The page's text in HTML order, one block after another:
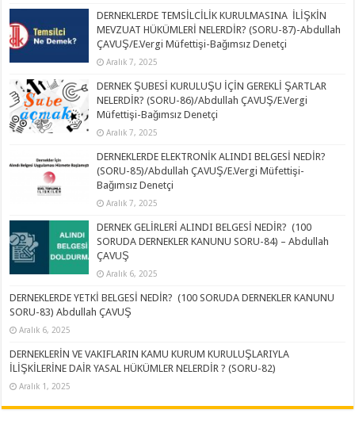
DERNEKLERDE TEMSİLCİLİK KURULMASINA İLİŞKİN
MEVZUAT HÜKÜMLERİ NELERDİR? (SORU-87)-Abdullah
ÇAVUŞ/E.Vergi Müfettişi-Bağımsız Denetçi
Aralık 7, 2025
DERNEK ŞUBESİ KURULUŞU İÇİN GEREKLİ ŞARTLAR
NELERDİR? (SORU-86)/Abdullah ÇAVUŞ/E.Vergi
Müfettişi-Bağımsız Denetçi
Aralık 7, 2025
DERNEKLERDE ELEKTRONİK ALINDI BELGESİ NEDİR?
(SORU-85)/Abdullah ÇAVUŞ/E.Vergi Müfettişi-
Bağımsız Denetçi
Aralık 7, 2025
DERNEK GELİRLERİ ALINDI BELGESİ NEDİR? (100
SORUDA DERNEKLER KANUNU SORU-84) – Abdullah
ÇAVUŞ
Aralık 6, 2025
DERNEKLERDE YETKİ BELGESİ NEDİR? (100 SORUDA DERNEKLER KANUNU
SORU-83) Abdullah ÇAVUŞ
Aralık 6, 2025
DERNEKLERİN VE VAKIFLARIN KAMU KURUM KURULUŞLARIYLA
İLİŞKİLERİNE DAİR YASAL HÜKÜMLER NELERDİR ? (SORU-82)
Aralık 1, 2025